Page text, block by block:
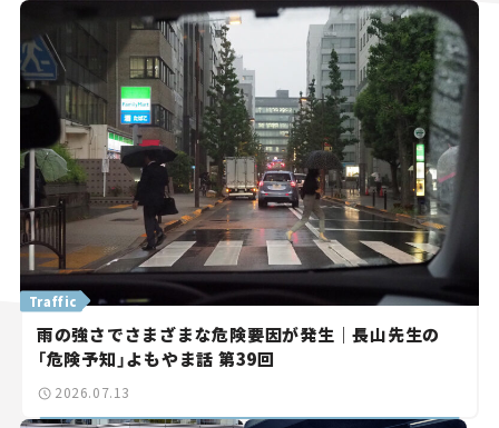
Traffic
雨の強さでさまざまな危険要因が発生｜長山先生の
「危険予知」よもやま話 第39回
2026.07.13